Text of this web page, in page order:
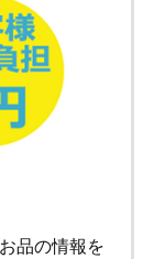
品の情報を